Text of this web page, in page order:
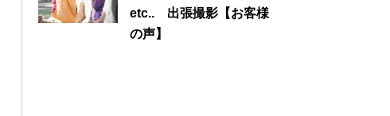
etc.. 出張撮影【お客様
の声】